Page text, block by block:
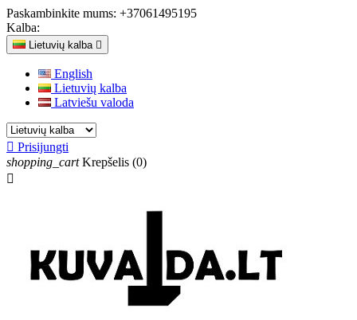
Paskambinkite mums: +37061495195
Kalba:
Lietuvių kalba 
English
Lietuvių kalba
Latviešu valoda
 Prisijungti
shopping_cart Krepšelis (0)
